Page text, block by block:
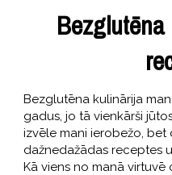
Bezglutēna kulinārija
gadus, jo tā vienkārši
izvēle mani ierobežo, bet
dažnedažādas receptes
Kā viens no manā virtuvē